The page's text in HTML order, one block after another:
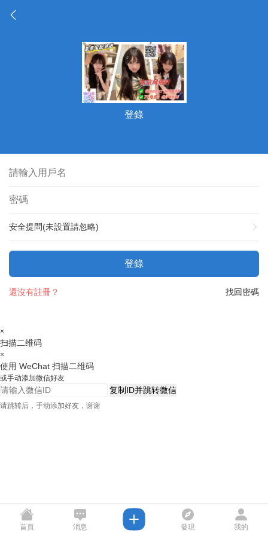
登錄
安全提問(未設置請忽略)
登錄
找回密碼
還沒有註冊？
×
扫描二维码
×
使用 WeChat 扫描二维码
或手动添加微信好友
复制ID并跳转微信
请跳转后，手动添加好友，谢谢
首頁 消息 發現 我的